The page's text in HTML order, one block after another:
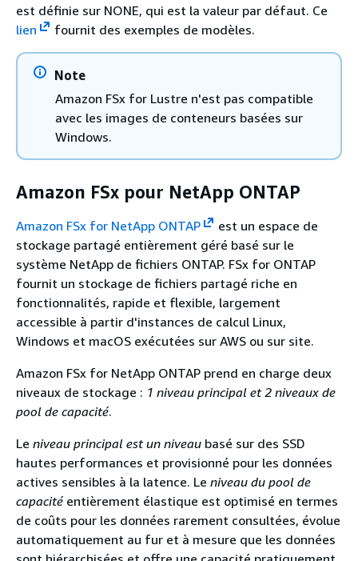
est définie sur NONE, qui est la valeur par défaut. Ce
lien
fournit des exemples de modèles.
Note
Amazon FSx for Lustre n'est pas compatible
avec les images de conteneurs basées sur
Windows.
Amazon FSx pour NetApp ONTAP
Amazon FSx for NetApp ONTAP
est un espace de
stockage partagé entièrement géré basé sur le
système NetApp de fichiers ONTAP. FSx for ONTAP
fournit un stockage de fichiers partagé riche en
fonctionnalités, rapide et flexible, largement
accessible à partir d'instances de calcul Linux,
Windows et macOS exécutées sur AWS ou sur site.
Amazon FSx for NetApp ONTAP prend en charge deux
niveaux de stockage : 1 niveau principal et 2 niveaux de
pool de capacité.
Le niveau principal est un niveau basé sur des SSD
hautes performances et provisionné pour les données
actives sensibles à la latence. Le niveau du pool de
capacitéentièrement élastique est optimisé en termes
de coûts pour les données rarement consultées, évolue
automatiquement au fur et à mesure que les données